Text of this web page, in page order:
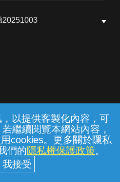
以提供客製化內容，可
繼續閱覽本網站內容，
cookies。更多關於隱私
們的隱私權保護政策。
20251003
服務條款 隱私權保護
公司個人家庭分公司
© 2026
{{notifyMsg}}